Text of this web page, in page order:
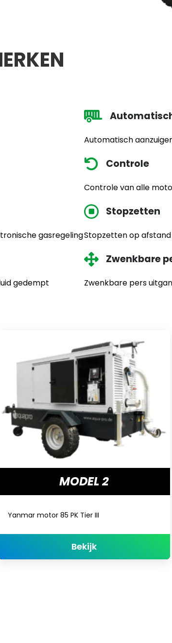
Automatisch
Controle
Controle van alle
gasregeling
gedempt
Stopzetten
Stopzetten op afstand
Zwenkbare
Zwenkbare pers
MODEL 2
Yanmar motor 85 PK Tier III
Bekijkabout Model 2